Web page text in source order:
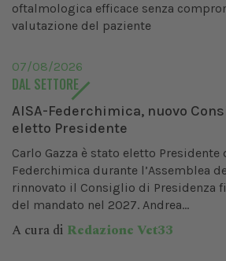
oftalmologica efficace senza
valutazione del paziente
07/08/2026
DAL SETTORE
AISA-Federchimica, nuovo
eletto Presidente
Carlo Gazza è stato eletto Presidente
Federchimica durante l’Assemblea
rinnovato il Consiglio di Presidenza
del mandato nel 2027. Andrea...
A cura di Redazione Vet33